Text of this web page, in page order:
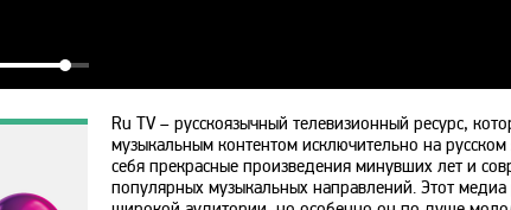
Ru TV – русскоязычный телевизионный ресурс,
музыкальным контентом исключительно на
себя прекрасные произведения минувших лет и
популярных музыкальных направлений. Этот медиа